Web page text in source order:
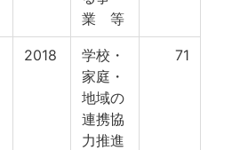
業 等
2018
学校・
家庭・
地域の
連携協
力推進
71